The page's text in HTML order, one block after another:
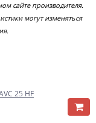
сайте производителя.
могут изменяться
25 HF